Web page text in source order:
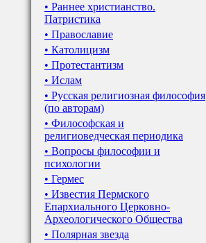
• Раннее христианство.
Патристика
• Православие
• Католицизм
• Протестантизм
• Ислам
• Русская религиозная философия
(по авторам)
• Философская и
религиоведческая периодика
• Вопросы философии и
психологии
• Гермес
• Известия Пермского
Епархиального Церковно-
Археологического Общества
• Полярная звезда